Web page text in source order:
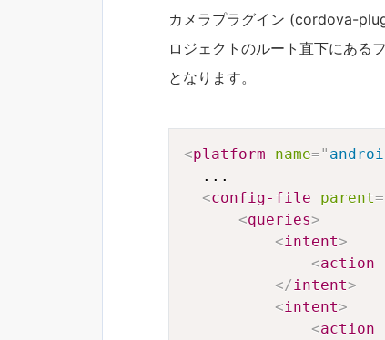
カメラプラグイン (cordova-
ロジェクトのルート直下にある
となります。
<platform name="
  ...
<config-file parent=
<queries>
<intent>
<action
</intent>
<intent>
<action